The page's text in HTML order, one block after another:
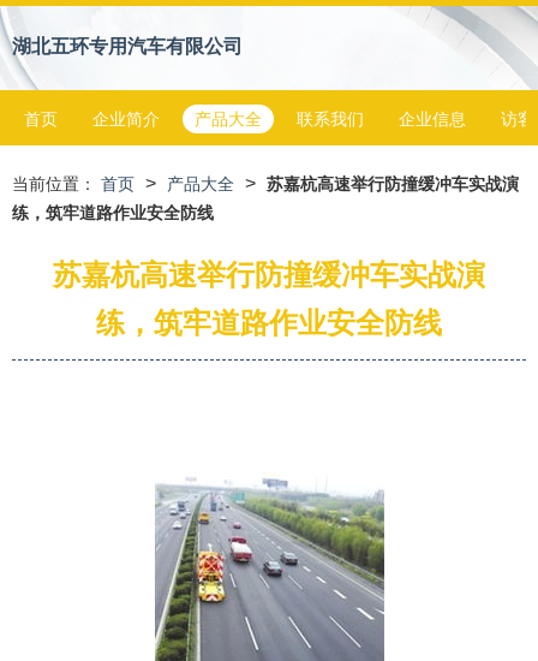
湖北五环专用汽车有限公司
首页 企业简介 产品大全 联系我们 企业信息 访客
当前位置： 首页 > 产品大全 > 苏嘉杭高速举行防撞缓冲车实战演
练，筑牢道路作业安全防线
苏嘉杭高速举行防撞缓冲车实战演
练，筑牢道路作业安全防线